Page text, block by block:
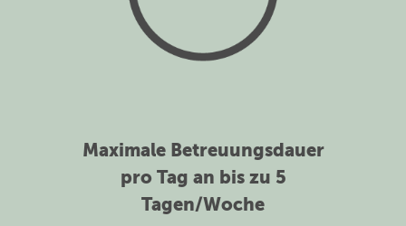
Maximale Betreuungsdauer
pro Tag an bis zu 5
Tagen/Woche